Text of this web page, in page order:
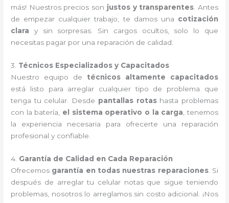
más! Nuestros precios son justos y transparentes . Antes
de empezar cualquier trabajo, te damos una cotización
clara y sin sorpresas. Sin cargos ocultos, solo lo que
necesitas pagar por una reparación de calidad.
3. Técnicos Especializados y Capacitados
Nuestro equipo de técnicos altamente capacitados
está listo para arreglar cualquier tipo de problema que
tenga tu celular. Desde pantallas rotashasta problemas
con la batería, el sistema operativo o la carga , tenemos
la experiencia necesaria para ofrecerte una reparación
profesional y confiable.
4. Garantía de Calidad en Cada Reparación
Ofrecemos garantía en todas nuestras reparaciones. Si
después de arreglar tu celular notas que sigue teniendo
problemas, nosotros lo arreglamos sin costo adicional. ¡Nos